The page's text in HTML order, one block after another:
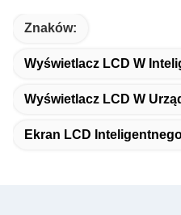
Znaków:
Wyświetlacz LCD W
Wyświetlacz LCD W
Ekran LCD